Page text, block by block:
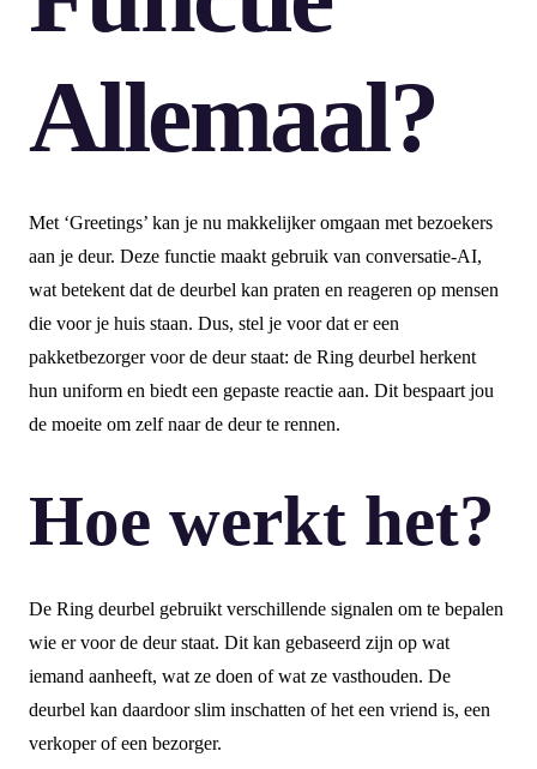
Allemaal?
Met ‘Greetings’ kan je nu makkelijker omgaan met bezoekers
aan je deur. Deze functie maakt gebruik van conversatie-AI,
wat betekent dat de deurbel kan praten en reageren op mensen
die voor je huis staan. Dus, stel je voor dat er een
pakketbezorger voor de deur staat: de Ring deurbel herkent
hun uniform en biedt een gepaste reactie aan. Dit bespaart jou
de moeite om zelf naar de deur te rennen.
Hoe werkt het?
De Ring deurbel gebruikt verschillende signalen om te bepalen
wie er voor de deur staat. Dit kan gebaseerd zijn op wat
iemand aanheeft, wat ze doen of wat ze vasthouden. De
deurbel kan daardoor slim inschatten of het een vriend is, een
verkoper of een bezorger.